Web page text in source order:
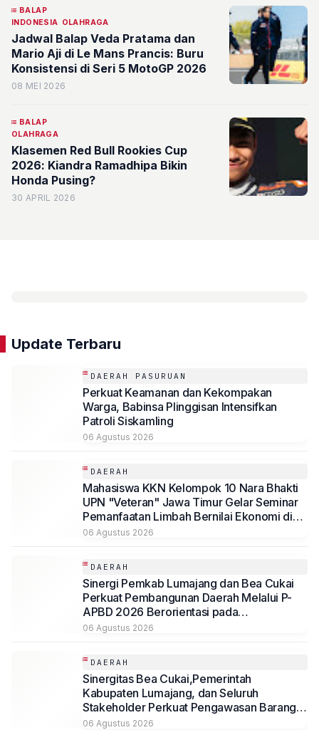
BALAP
INDONESIA OLAHRAGA
Jadwal Balap Veda Pratama dan
Mario Aji di Le Mans Prancis: Buru
Konsistensi di Seri 5 MotoGP 2026
08 MEI 2026
BALAP
OLAHRAGA
Klasemen Red Bull Rookies Cup
2026: Kiandra Ramadhipa Bikin
Honda Pusing?
30 APRIL 2026
Update Terbaru
DAERAH PASURUAN
Perkuat Keamanan dan Kekompakan
Warga, Babinsa Plinggisan Intensifkan
Patroli Siskamling
06 Agustus 2026
DAERAH
Mahasiswa KKN Kelompok 10 Nara Bhakti
UPN "Veteran" Jawa Timur Gelar Seminar
Pemanfaatan Limbah Bernilai Ekonomi di
Desa Mojoduwur
06 Agustus 2026
DAERAH
Sinergi Pemkab Lumajang dan Bea Cukai
Perkuat Pembangunan Daerah Melalui P-
APBD 2026 Berorientasi pada
Kesejahteraan Masyarakat
06 Agustus 2026
DAERAH
Sinergitas Bea Cukai,Pemerintah
Kabupaten Lumajang, dan Seluruh
Stakeholder Perkuat Pengawasan Barang
Kena Cukai Ilegal Melalui Pemanfaatan
06 Agustus 2026